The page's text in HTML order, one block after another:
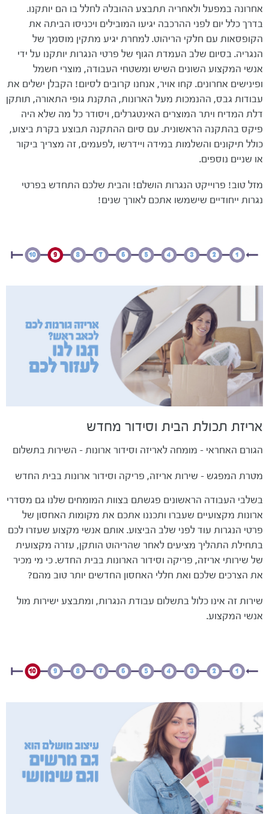
אחרונה במפעל ולאחריה תתבצע ההובלה לחלל בו הם יותקנו.
בדרך כלל יום לפני ההרכבה יגיעו המובילים ויכניסו הביתה את
הקופסאות עם חלקי הריהוט. למחרת יגיע מתקין מוסמך של
הנגריה. בסיום שלב העמדת הגוף של פרטי הנגרות יותקנו על ידי
אנשי המקצוע השונים השיש ומשטחי העבודה, מוצרי חשמל
ופינישים אחרונים. קחו אויר, אנחנו קרובים לסיום! הקבלן ישלים את
עבודות גבס, ההנמכות מעל הארונות, התקנת גופי התאורה, תותקן
דלת המדיח ויתר המוצרים האינטגרלים, ויסודר כל מה שלא היה
פיקס בהתקנה הראשונית. עם סיום ההתקנה תבוצע בקרת ביצוע,
כולל תיקונים והשלמות במידה ויידרשו ,לפעמים, זה מצריך ביקור
או שניים נוספים.
מזל טוב! פרוייקט הנגרות הושלם! והבית שלכם התחדש בפרטי
נגרות ייחודיים שישמשו אתכם לאורך שנים!
אריזת תכולת הבית וסידור מחדש
הגורם האחראי - מומחה לאריזה וסידור ארונות - השירות בתשלום
מטרת המפגש - שירות אריזה, פריקה וסידור ארונות בבית החדש
בשלבי העבודה הראשונים פגשתם בצוות המומחים שלנו גם מסדרי
ארונות מקצועיים שעברו ותכננו אתכם את מקומות האחסון של
פרטי הנגרות עוד לפני שלב הביצוע. אותם אנשי מקצוע שעזרו לכם
בתחילת התהליך מציעים לאחר שהריהוט הותקן, עזרה מקצועית
של שירותי אריזה, פריקה וסידור הארונות בבית החדש. כי מי מכיר
את הצרכים שלכם ואת חללי האחסון החדשים יותר טוב מהם?
שירות זה אינו כלול בתשלום עבודת הנגרות, ומתבצע ישירות מול
אנשי המקצוע.